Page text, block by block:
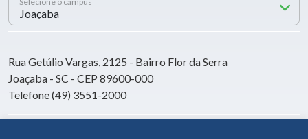
Rua Getúlio Vargas, 2125 - Bairro Flor da Serra
Joaçaba - SC - CEP 89600-000
Telefone (49) 3551-2000